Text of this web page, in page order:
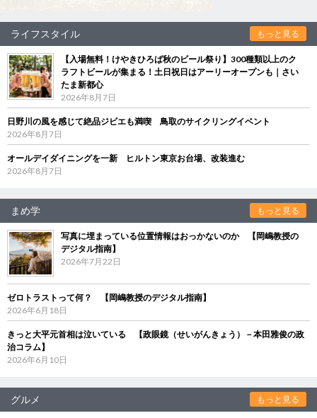
ライフスタイル もっと見る
【入場無料！けやきひろば秋のビール祭り】300種類以上のク
ラフトビールが集まる！土日祝日はアーリーオープンも｜さい
たま新都心
2026年8月7日
日野川の風を感じて絶品ジビエも満喫 鳥取のサイクリングイベント
2026年8月7日
オールデイダイニングを一新 ヒルトン東京お台場、改装進む
2026年8月7日
まめ学 もっと見る
写真に埋まっている位置情報はおっかないのか 【岡嶋教授の
デジタル指南】
2026年7月22日
ゼロトラストって何？ 【岡嶋教授のデジタル指南】
2026年6月18日
きっと大平元首相は泣いている 【政眼鏡（せいがんきょう）－本田雅俊の政
治コラム】
2026年6月10日
グルメ もっと見る